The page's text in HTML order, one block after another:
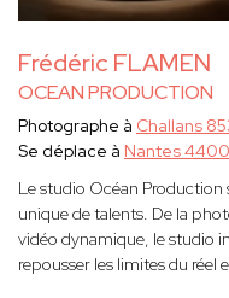
Frédéric FLAMEN
OCEAN PRODUCTION
Photographe à Challans
Se déplace à Nantes
Le studio Océan Production
unique de talents. De la
vidéo dynamique, le studio
repousser les limites du